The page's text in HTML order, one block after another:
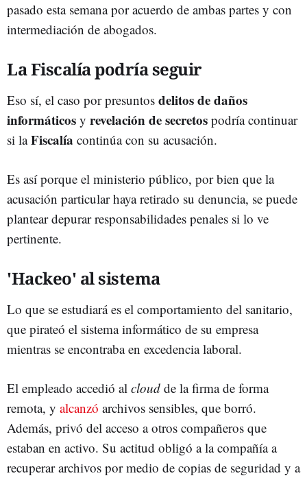
pasado esta semana por acuerdo de ambas partes y con
intermediación de abogados.
La Fiscalía podría seguir
Eso sí, el caso por presuntos delitos de daños
informáticos y revelación de secretos podría continuar
si laFiscalía continúa con su acusación.
Es así porque el ministerio público, por bien que la
acusación particular haya retirado su denuncia, se puede
plantear depurar responsabilidades penales si lo ve
pertinente.
'Hackeo' al sistema
Lo que se estudiará es el comportamiento del sanitario,
que pirateó el sistema informático de su empresa
mientras se encontraba en excedencia laboral.
El empleado accedió al cloud de la firma de forma
remota, y alcanzó archivos sensibles, que borró.
Además, privó del acceso a otros compañeros que
estaban en activo. Su actitud obligó a la compañía a
recuperar archivos por medio de copias de seguridad y a